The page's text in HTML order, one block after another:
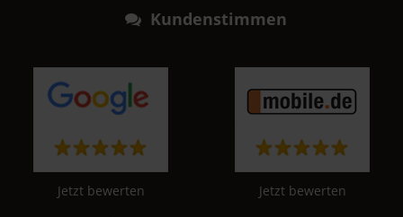
Kundenstimmen
Jetzt bewerten Jetzt bewerten